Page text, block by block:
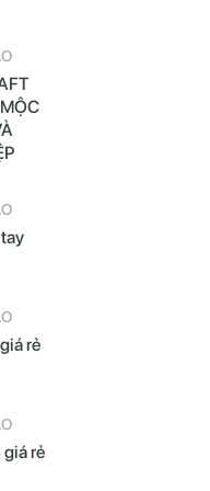
rẻ
giá rẻ